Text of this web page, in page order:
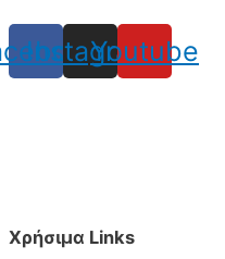
Instagram
Youtube
Χρήσιμα Links